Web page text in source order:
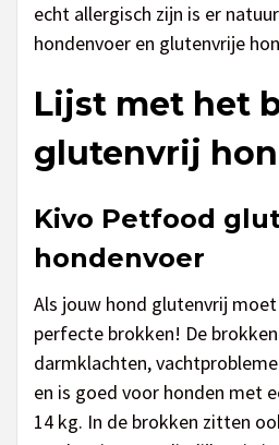
echt allergisch zijn is er
hondenvoer en glutenvrije
Lijst met het
glutenvrij
Kivo Petfood
hondenvoer
Als jouw hond glutenvrij
perfecte brokken! De
darmklachten,
en is goed voor honden met
14 kg. In de brokken zitten